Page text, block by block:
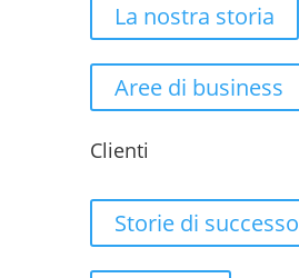
La nostra storia
Aree di business
Clienti
Storie di successo